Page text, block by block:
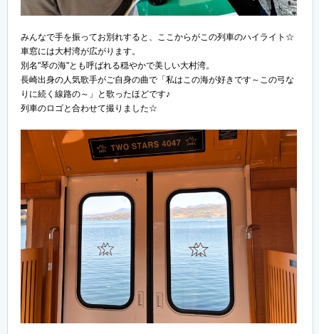
みんなで手を振ってお別れすると、ここからがこの列車のハイライト☆
車窓には大村湾が広がります。
別名"琴の海"とも呼ばれる穏やかで美しい大村湾。
長崎出身の人気歌手がご自身の曲で「私はこの海が好きです～この弓な
りに続く線路の～」と歌ったほどです♪
列車のロゴと合わせて撮りました☆